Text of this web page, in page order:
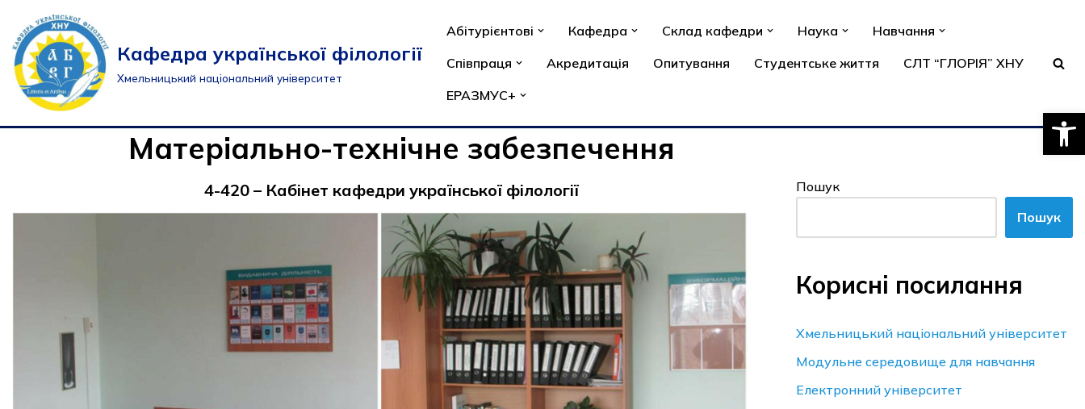
Перейти
до
вмісту
Кафедра української філології
Хмельницький національний університет
Абітурієнтові Кафедра Склад кафедри Наука
Навчання
Співпраця
Акредитація Опитування Студентське життя
СЛТ “ГЛОРІЯ” ХНУ
ЕРАЗМУС+
Матеріально-технічне забезпечення
4-420 – Кабінет кафедри української філології
Пошук
Пошук
Корисні посилання
Хмельницький національний університет
Модульне середовище для навчання
Електронний університет